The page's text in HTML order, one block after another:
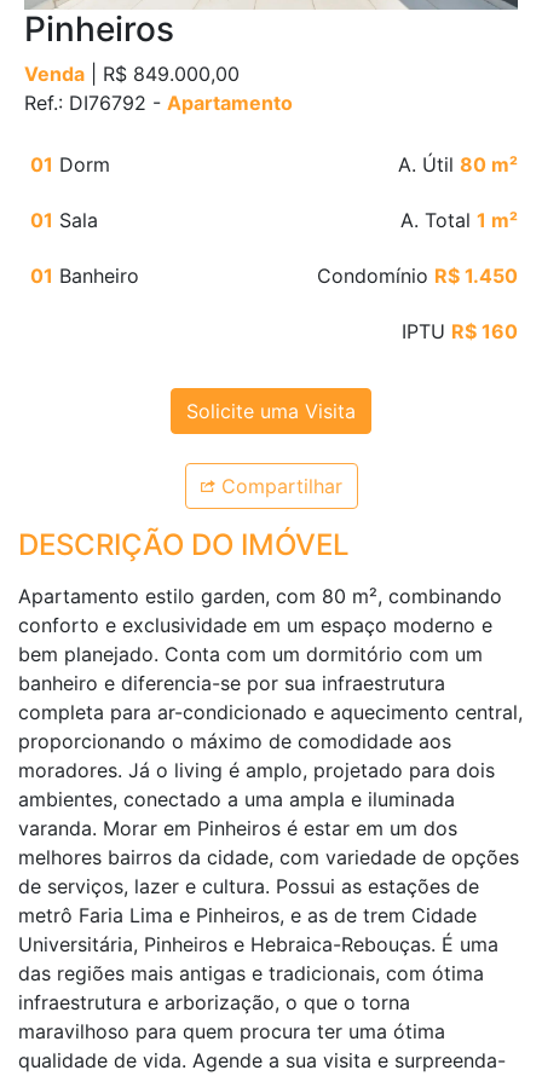
Pinheiros
Venda | R$ 849.000,00
Ref.: DI76792 - Apartamento
01 Dorm
01 Sala
01 Banheiro
A. Útil 80 m²
A. Total 1 m²
Condomínio R$ 1.450
IPTU R$ 160
Solicite uma Visita
Compartilhar
DESCRIÇÃO DO IMÓVEL
Apartamento estilo garden, com 80 m², combinando
conforto e exclusividade em um espaço moderno e
bem planejado. Conta com um dormitório com um
banheiro e diferencia-se por sua infraestrutura
completa para ar-condicionado e aquecimento central,
proporcionando o máximo de comodidade aos
moradores. Já o living é amplo, projetado para dois
ambientes, conectado a uma ampla e iluminada
varanda. Morar em Pinheiros é estar em um dos
melhores bairros da cidade, com variedade de opções
de serviços, lazer e cultura. Possui as estações de
metrô Faria Lima e Pinheiros, e as de trem Cidade
Universitária, Pinheiros e Hebraica-Rebouças. É uma
das regiões mais antigas e tradicionais, com ótima
infraestrutura e arborização, o que o torna
maravilhoso para quem procura ter uma ótima
qualidade de vida. Agende a sua visita e surpreenda-